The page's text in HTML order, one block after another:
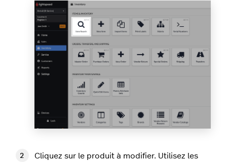
Cliquez sur le produit à modifier. Utilisez les